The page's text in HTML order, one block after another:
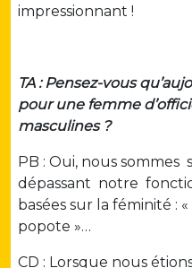
impressionnant !
TA : Pensez-vous
pour une femme
masculines ?
PB : Oui, nous sommes
dépassant notre
basées sur la féminité :
popote »…
CD : Lorsque nous